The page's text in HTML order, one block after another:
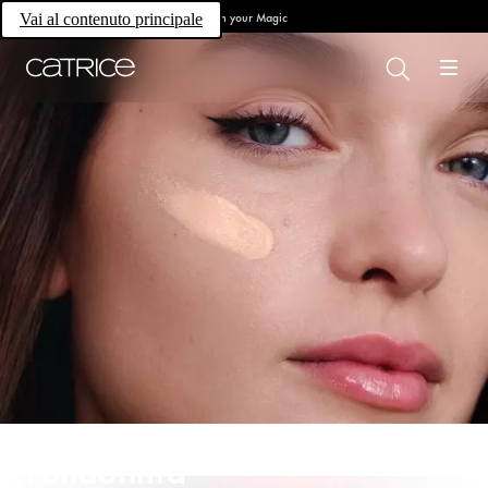
Vai al contenuto principaleOwn your Magic